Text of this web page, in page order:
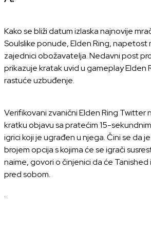
Kako se bliži datum izlaska najnovije
Soulslike ponude, Elden Ring, napetost
zajednici obožavatelja. Nedavni post
prikazuje kratak uvid u gameplay Elden
rastuće uzbuđenje.
Verifikovani zvanični Elden Ring Twitter
kratku objavu sa pratećim 15-
igrici koji je ugrađen u njega. Čini se da
brojem opcija s kojima će se igrači
naime, govori o činjenici da će
pred sobom.
.